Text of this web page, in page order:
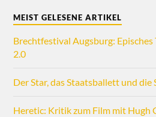
MEIST GELESENE ARTIKEL
Brechtfestival Augsburg:
2.0
Der Star, das Staatsballett und die
Heretic: Kritik zum Film mit Hugh